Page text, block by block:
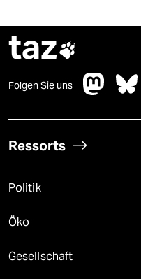
taz
Folgen Sie uns
Ressorts
Politik
Öko
Gesellschaft